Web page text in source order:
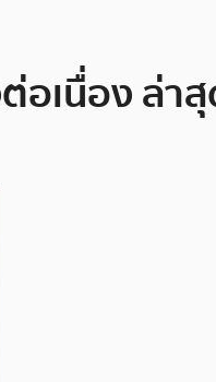
เนื่อง ล่า